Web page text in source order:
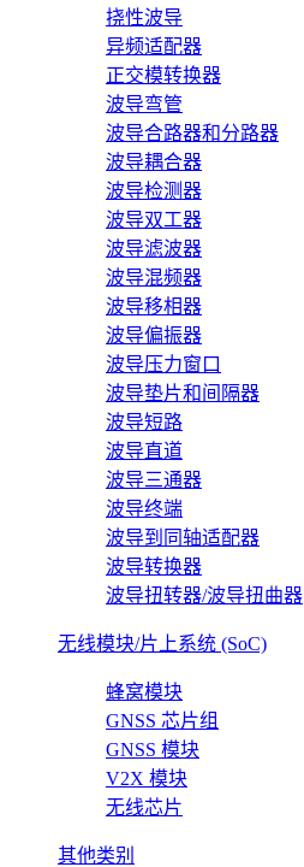
挠性波导
异频适配器
正交模转换器
波导弯管
波导合路器和分路器
波导耦合器
波导检测器
波导双工器
波导滤波器
波导混频器
波导移相器
波导偏振器
波导压力窗口
波导垫片和间隔器
波导短路
波导直道
波导三通器
波导终端
波导到同轴适配器
波导转换器
波导扭转器/波导扭曲器
无线模块/片上系统 (SoC)
蜂窝模块
GNSS 芯片组
GNSS 模块
V2X 模块
无线芯片
其他类别